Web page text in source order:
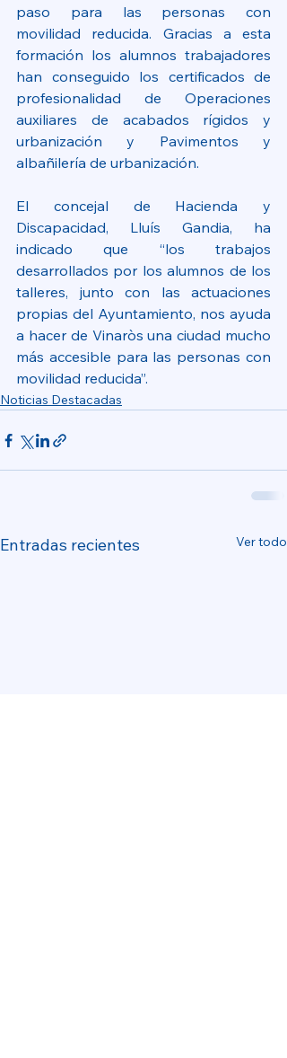
paso para las personas con
movilidad reducida. Gracias a esta
formación los alumnos trabajadores
han conseguido los certificados de
profesionalidad de Operaciones
auxiliares de acabados rígidos y
urbanización y Pavimentos y
albañilería de urbanización.
El concejal de Hacienda y
Discapacidad, Lluís Gandia, ha
indicado que “los trabajos
desarrollados por los alumnos de los
talleres, junto con las actuaciones
propias del Ayuntamiento, nos ayuda
a hacer de Vinaròs una ciudad mucho
más accesible para las personas con
movilidad reducida”.
Noticias Destacadas
Entradas recientes Ver todo